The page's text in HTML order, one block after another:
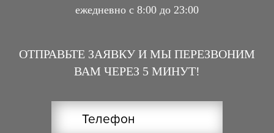
ежедневно с 8:00 до 23:00
ОТПРАВЬТЕ ЗАЯВКУ И МЫ ПЕРЕЗВОНИМ
ВАМ ЧЕРЕЗ 5 МИНУТ!